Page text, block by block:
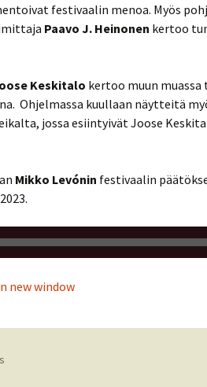
festivaalin menoa. Myös
Paavo J. Heinonen kertoo
Keskitalo kertoo muun
Ohjelmassa kuullaan näytteitä
jossa esiintyivät Joose
Mikko Levónin festivaalin
new window